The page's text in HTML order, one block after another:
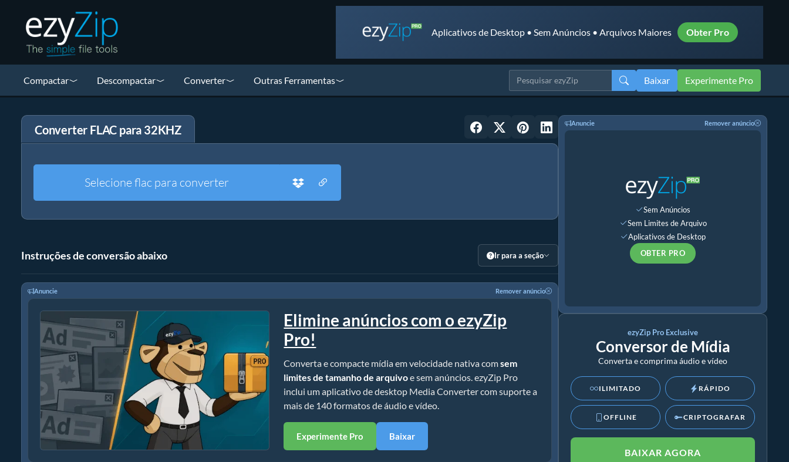
Aplicativos de Desktop • Sem Anúncios • Arquivos Maiores Obter Pro
Compactar Descompactar Converter Outras Ferramentas Baixar Experimente Pro
Converter FLAC para 32KHZ
Selecione flac para converter
Instruções de conversão abaixo Ir para a seção
Anuncie Remover anúncio
Elimine anúncios com o ezyZip
Pro!
Converta e compacte mídia em velocidade nativa comsem
limites de tamanho de arquivoe sem anúncios. ezyZip Pro
inclui um aplicativo de desktop Media Converter com suporte a
mais de 140 formatos de áudio e vídeo.
Experimente Pro Baixar
Anuncie Remover anúncio
Sem Anúncios
Sem Limites de Arquivo
Aplicativos de Desktop
OBTER PRO
ezyZip Pro Exclusive
Conversor de Mídia
Converta e comprima áudio e vídeo
ILIMITADO RÁPIDO
OFFLINE CRIPTOGRAFAR
BAIXAR AGORA